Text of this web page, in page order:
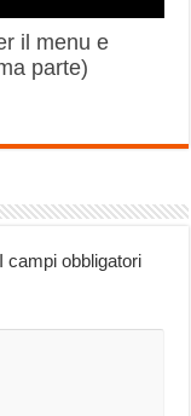
il menu e
parte)
I campi obbligatori